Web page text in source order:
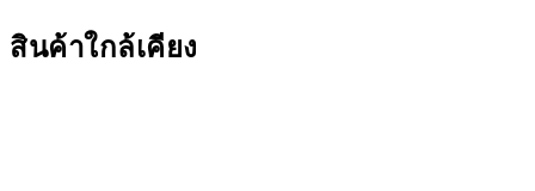
สินค้าใกล้เคียง